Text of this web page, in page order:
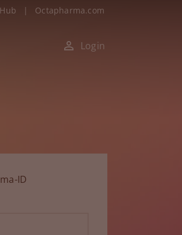
| Octapharma.com
Login
ID